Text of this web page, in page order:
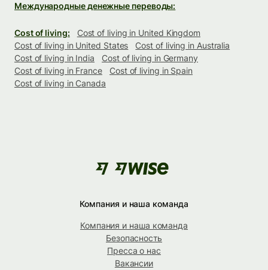
Международные денежные переводы:
Cost of living:
Cost of living in United Kingdom
Cost of living in United States
Cost of living in Australia
Cost of living in India
Cost of living in Germany
Cost of living in France
Cost of living in Spain
Cost of living in Canada
Компания и наша команда
Компания и наша команда
Безопасность
Пресса о нас
Вакансии